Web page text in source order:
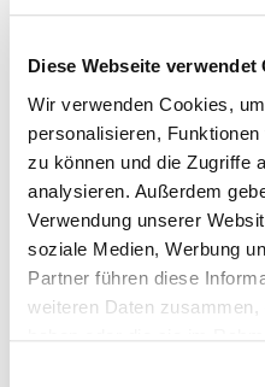
Diese Webseite verwendet
Wir verwenden Cookies,
personalisieren,
zu können und die Zugriffe
analysieren. Außerdem
Verwendung unserer
soziale Medien, Werbung
Partner führen diese
weiteren Daten
ab400
Preise inkl. MwSt.zzgl.
Lieferzeit: 4 - 8 Werktage
Herkunft